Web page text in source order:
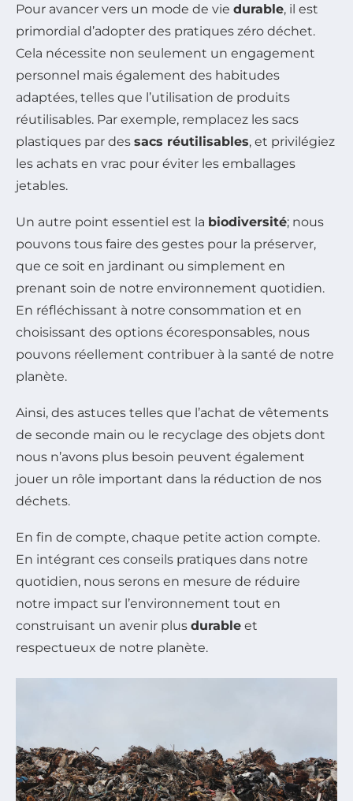
Pour avancer vers un mode de vie durable, il est
primordial d’adopter des pratiques zéro déchet.
Cela nécessite non seulement un engagement
personnel mais également des habitudes
adaptées, telles que l’utilisation de produits
réutilisables. Par exemple, remplacez les sacs
plastiques par des sacs réutilisables, et privilégiez
les achats en vrac pour éviter les emballages
jetables.
Un autre point essentiel est la biodiversité; nous
pouvons tous faire des gestes pour la préserver,
que ce soit en jardinant ou simplement en
prenant soin de notre environnement quotidien.
En réfléchissant à notre consommation et en
choisissant des options écoresponsables, nous
pouvons réellement contribuer à la santé de notre
planète.
Ainsi, des astuces telles que l’achat de vêtements
de seconde main ou le recyclage des objets dont
nous n’avons plus besoin peuvent également
jouer un rôle important dans la réduction de nos
déchets.
En fin de compte, chaque petite action compte.
En intégrant ces conseils pratiques dans notre
quotidien, nous serons en mesure de réduire
notre impact sur l’environnement tout en
construisant un avenir plus durable et
respectueux de notre planète.